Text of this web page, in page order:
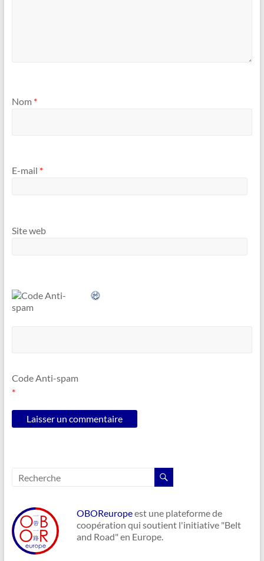
Nom *
E-mail *
Site web
Code Anti-spam
*
OBOReuropeest une plateforme de
coopération qui soutient l'initiative "Belt
and Road" en Europe.